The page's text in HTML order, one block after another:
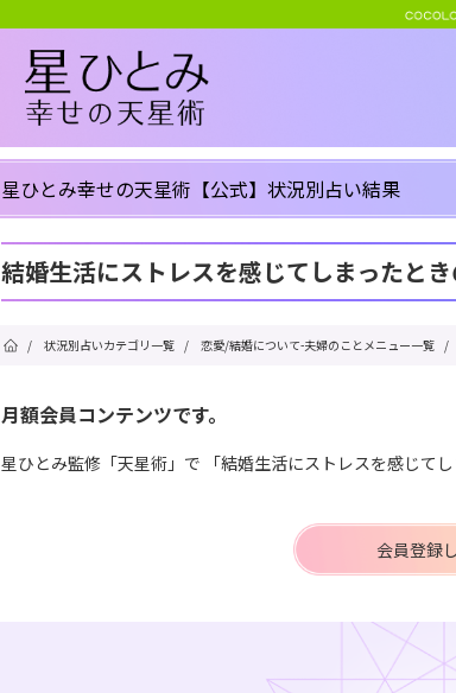
星ひとみ幸せの天星術【公式】状況別占い結果
結婚生活にストレスを感じてしまったと
/ 状況別占いカテゴリ一覧 / 恋愛/結婚について-夫婦のことメニュー一覧 /
月額会員コンテンツです。
星ひとみ監修「天星術」で 「結婚生活にストレスを感じて
会員登録